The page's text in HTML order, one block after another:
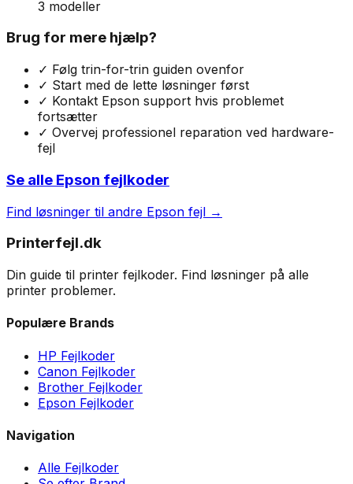
3 modeller
Brug for mere hjælp?
✓ Følg trin-for-trin guiden ovenfor
✓ Start med de lette løsninger først
✓ Kontakt Epson support hvis problemet
fortsætter
✓ Overvej professionel reparation ved hardware-
fejl
Se alle Epson fejlkoder
Find løsninger til andre Epson fejl →
Printerfejl.dk
Din guide til printer fejlkoder. Find løsninger på alle
printer problemer.
Populære Brands
HP Fejlkoder
Canon Fejlkoder
Brother Fejlkoder
Epson Fejlkoder
Navigation
Alle Fejlkoder